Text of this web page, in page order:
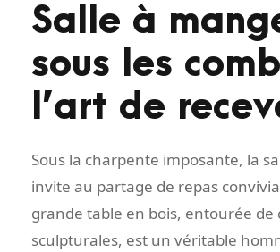
Salle à
sous les
l’art de
Sous la charpente imposante, la
invite au partage de repas
grande table en bois, entourée de
sculpturales, est un véritable